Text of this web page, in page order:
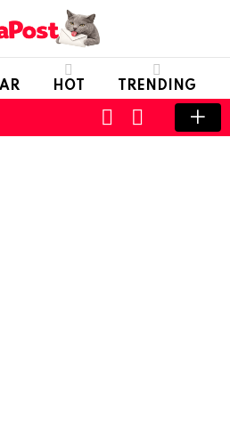
HOT TRENDING
SWITCH
SKIN
LOGIN